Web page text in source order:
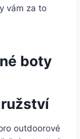
vám za to
boty
outdoorové